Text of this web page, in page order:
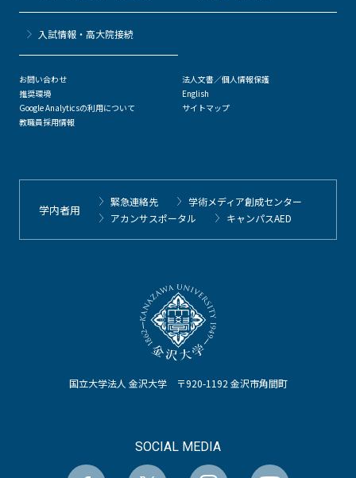
国立大学法人 金沢大学 〒920-1192 金沢市角間町
SOCIAL MEDIA
⼊試情報・高大院接続
お問い合わせ
推奨環境
Google Analyticsの利用について
教職員採用情報
法人文書／個人情報保護
English
サイトマップ
学内者用
緊急連絡先
学術メディア創成センター
アカンサスポータル
キャンパスAED